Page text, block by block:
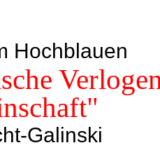
Hochblauen
Galinski